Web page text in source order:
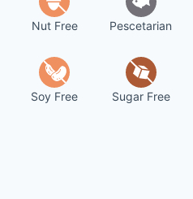
Nut Free Pescetarian
Soy Free Sugar Free